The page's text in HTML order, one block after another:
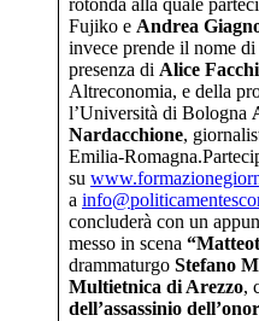
rotonda alla quale
Fujiko e Andrea
invece prende il nome di
presenza di Alice
Altreconomia, e della
l’Università di Bologna
Nardacchione,
Emilia-
su
a
concluderà con un
messo in scena
drammaturgo Stefano
Multietnica di Arezzo,
dell’assassinio